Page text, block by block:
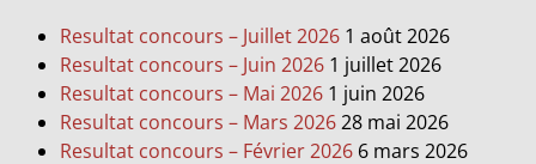
Resultat concours – Juillet 2026 1 août 2026
Resultat concours – Juin 2026 1 juillet 2026
Resultat concours – Mai 2026 1 juin 2026
Resultat concours – Mars 202628 mai 2026
Resultat concours – Février 2026 6 mars 2026